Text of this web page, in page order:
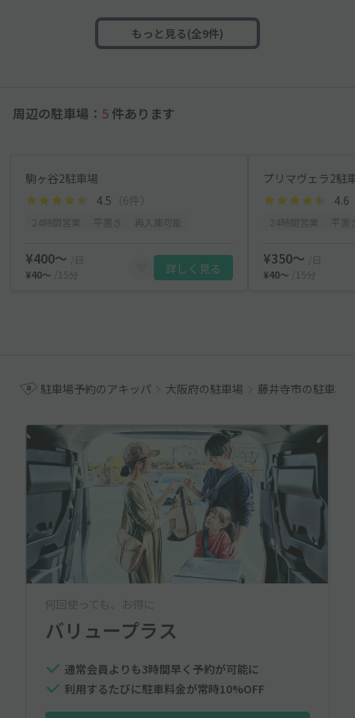
もっと見る(全9件)
周辺の駐車場： 5 件あります
駒ヶ谷2駐車場
4.5 （6件）
¥400〜
/日
¥40〜
/15分 詳しく見る
プリマヴェラ2駐
4.6
¥350〜
/日
¥40〜
/15分
駐車場予約のアキッパ 大阪府の駐車場 藤井寺市の駐車場
何回使っても、お得に
バリュープラス
通常会員よりも3時間早く予約が可能に
利用するたびに駐車料金が常時10%OFF